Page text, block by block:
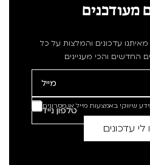
מעודכנים
עדכונים והמלצות על כל
החדשים והכי מעניינים
שיווקי באמצעות מייל או מסרונים